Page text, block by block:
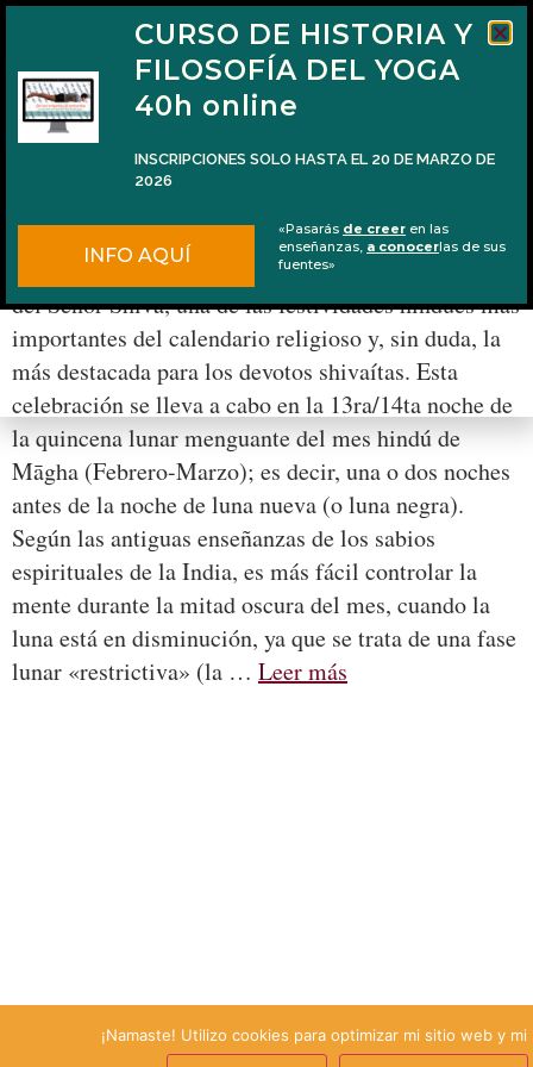
La luna creciente de Shiva
Cada año se celebra Mahāshivarātri, la gran noche
del Señor Shiva, una de las festividades hindúes más
importantes del calendario religioso y, sin duda, la
más destacada para los devotos shivaítas. Esta
celebración se lleva a cabo en la 13ra/14ta noche de
la quincena lunar menguante del mes hindú de
Māgha (Febrero-Marzo); es decir, una o dos noches
antes de la noche de luna nueva (o luna negra).
Según las antiguas enseñanzas de los sabios
espirituales de la India, es más fácil controlar la
mente durante la mitad oscura del mes, cuando la
luna está en disminución, ya que se trata de una fase
lunar «restrictiva» (la … Leer más
¡Namaste! Utilizo cookies para optimizar mi sitio web y mi
CURSO DE HISTORIA Y
FILOSOFÍA DEL YOGA
40h online
INSCRIPCIONES SOLO HASTA EL 20 DE MARZO DE
2026
INFO AQUÍ
«Pasarás de creer en las
enseñanzas, a conocerlas de sus
fuentes»